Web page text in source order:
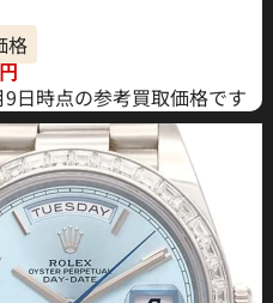
格
円
日時点の参考買取価格です